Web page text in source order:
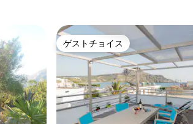
ゲストチョイス
ゲストチョイス